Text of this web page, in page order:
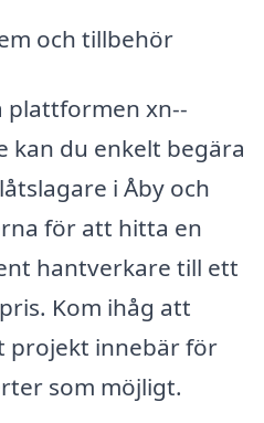
och tillbehör
plattformen xn--
kan du enkelt begära
i Åby och
för att hitta en
hantverkare till ett
Kom ihåg att
projekt innebär för
som möjligt.